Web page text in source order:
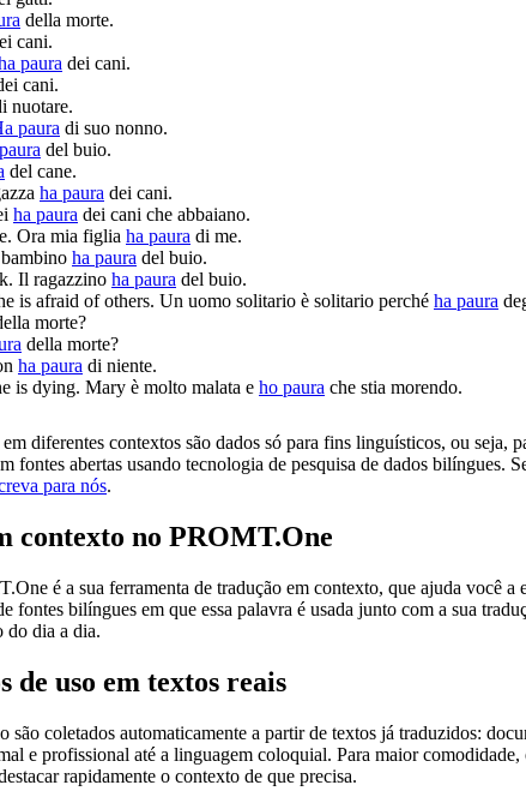
della morte.
cani.
paura dei cani.
cani.
nuotare.
paura di suo nonno.
del buio.
del cane.
ha paura dei cani.
ha paura dei cani che abbaiano.
Ora mia figlia ha paura di me.
ha paura del buio.
Il ragazzino ha paura del buio.
is afraid of others. Un uomo solitario è solitario perché ha paura
morte?
della morte?
ha paura di niente.
is dying. Mary è molto malata e ho paura che stia morendo.
diferentes contextos são dados só para fins linguísticos, ou seja,
fontes abertas usando tecnologia de pesquisa de dados
para nós.
contexto no PROMT.One
é a sua ferramenta de tradução em contexto, que ajuda você
fontes bilíngues em que essa palavra é usada junto com a sua
do dia a dia.
de uso em textos reais
são coletados automaticamente a partir de textos já traduzidos:
e profissional até a linguagem coloquial. Para maior
rapidamente o contexto de que precisa.